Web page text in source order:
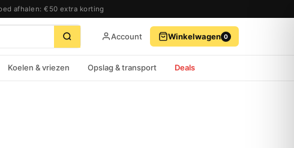
afhalen: €50 extra korting
Account Winkelwagen 0
Koelen & vriezen Opslag & transport Deals
BEKIJK WINKELWAGEN AFREKENEN